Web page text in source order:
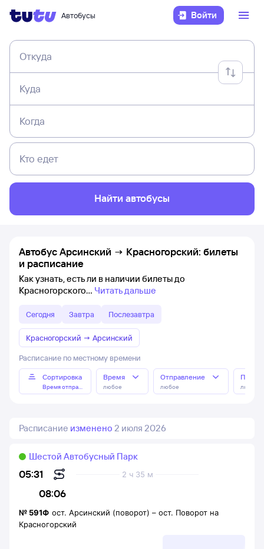
Автобусы Войти
Откуда
Куда
Когда
Кто едет
Найти автобусы
Автобус Арсинский → Красногорский: билеты
и расписание
Как узнать, есть ли в наличии билеты до
Красногорского
Читать дальше
Сегодня Завтра Послезавтра
Красногорский → Арсинский
Расписание по местному времени
Сортировка
Время отправления
Время
любое
Отправление
любое любое
Расписание изменено 2 июля 2026
05:31
08:06
2 ч 35 м
Шестой Автобусный Парк
№ 591Ф ост. Арсинский (поворот) – ост. Поворот на
Красногорский